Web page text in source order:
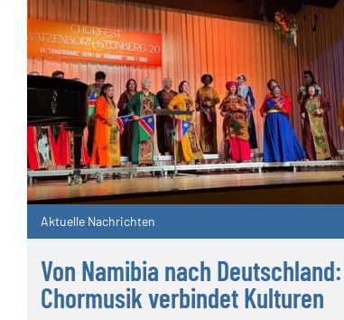
Aktuelle Nachrichten
Von Namibia nach Deutschland:
Chormusik verbindet Kulturen